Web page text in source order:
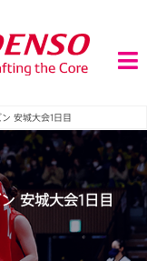
安城大会1日目
安城大会1日目